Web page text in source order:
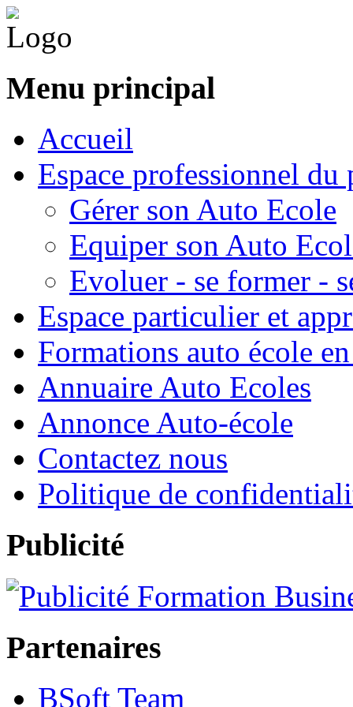
Menu principal
Accueil
Espace professionnel
Gérer son Auto Ecole
Equiper son Auto
Evoluer - se former -
Espace particulier et
Formations auto école
Annuaire Auto Ecoles
Annonce Auto-école
Contactez nous
Politique de
Publicité
Partenaires
BSoft Team